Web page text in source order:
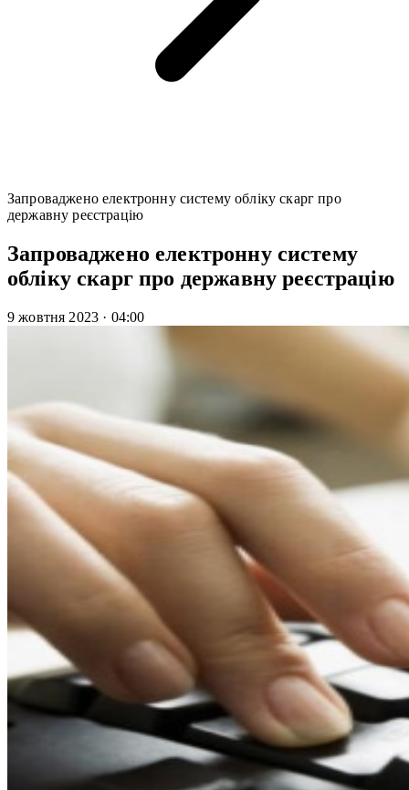
Запроваджено електронну систему обліку скарг про
державну реєстрацію
Запроваджено електронну систему
обліку скарг про державну реєстрацію
9 жовтня 2023 · 04:00